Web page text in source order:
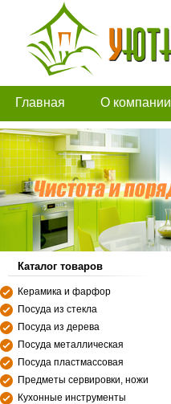
Главная О компании
Каталог товаров
Керамика и фарфор
Посуда из стекла
Посуда из дерева
Посуда металлическая
Посуда пластмассовая
Предметы сервировки, ножи
Кухонные инструменты